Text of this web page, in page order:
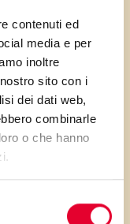
contenuti ed
media e per
inoltre
sito con i
dei dati web,
combinarle
o che hanno
uvetta